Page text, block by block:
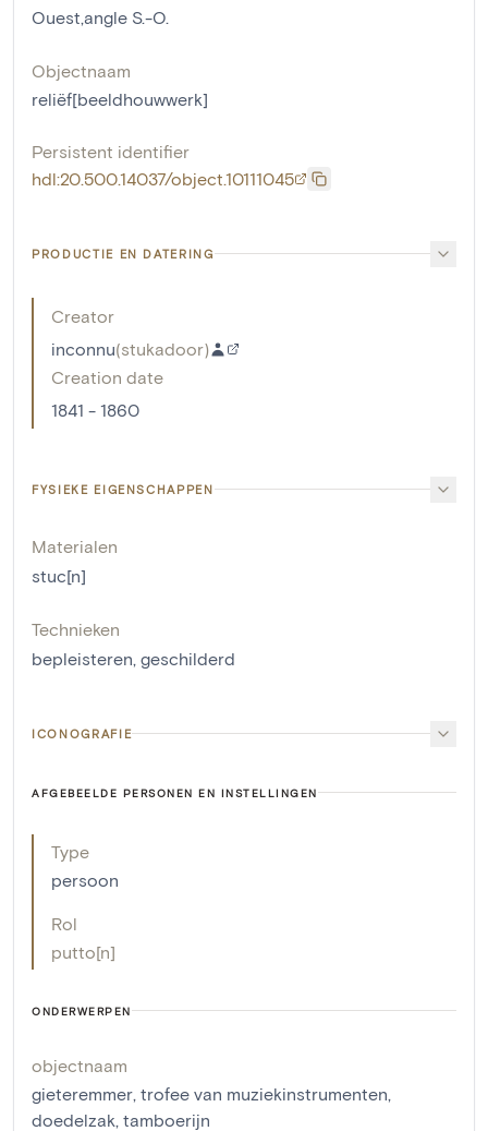
Ouest,angle S.-O.
Objectnaam
reliëf[beeldhouwwerk]
Persistent identifier
hdl:20.500.14037/object.10111045
PRODUCTIE EN DATERING
Creator
inconnu(stukadoor)
Creation date
1841 - 1860
FYSIEKE EIGENSCHAPPEN
Materialen
stuc[n]
Technieken
bepleisteren geschilderd
ICONOGRAFIE
AFGEBEELDE PERSONEN EN INSTELLINGEN
Type
persoon
Rol
putto[n]
ONDERWERPEN
objectnaam
gieteremmer trofee van muziekinstrumenten
doedelzak tamboerijn